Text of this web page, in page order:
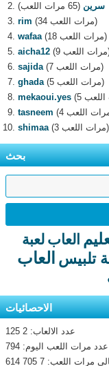
سرين (65 مرات اللعب)
rim
(34 مرات اللعب)
wafaa
(18 مرات اللعب)
aicha12
sajida
(7 مرات اللعب)
ghada
(5 مرات اللعب)
mekaoui.yes
tasneem
shimaa
(3 مرات اللعب)
بحث
العاب لعبة
تلبيس العاب
الاحصائيات
عدد الالعاب: 2 125
عدد مرات اللعب اليوم: 794
مرات اللعب: 7 705 614